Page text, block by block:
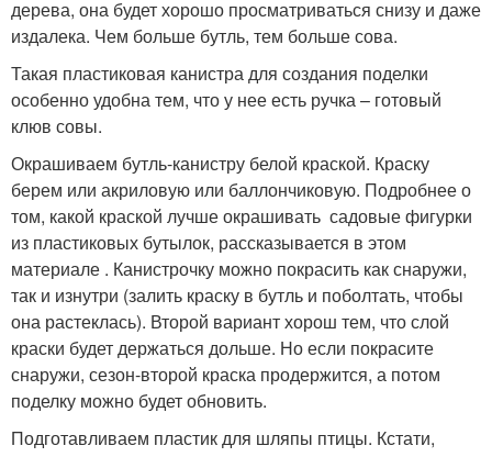
дерева, она будет хорошо просматриваться снизу и даже
издалека. Чем больше бутль, тем больше сова.
Такая пластиковая канистра для создания поделки
особенно удобна тем, что у нее есть ручка – готовый
клюв совы.
Окрашиваем бутль-канистру белой краской. Краску
берем или акриловую или баллончиковую. Подробнее о
том, какой краской лучше окрашивать садовые фигурки
из пластиковых бутылок, рассказывается в этом
материале . Канистрочку можно покрасить как снаружи,
так и изнутри (залить краску в бутль и поболтать, чтобы
она растеклась). Второй вариант хорош тем, что слой
краски будет держаться дольше. Но если покрасите
снаружи, сезон-второй краска продержится, а потом
поделку можно будет обновить.
Подготавливаем пластик для шляпы птицы. Кстати,